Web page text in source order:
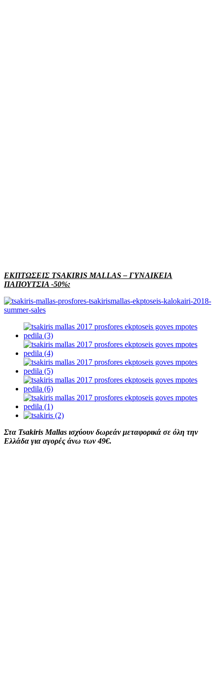
ΕΚΠΤΩΣΕΙΣ TSAKIRIS MALLAS – ΓΥΝΑΙΚΕΙΑ
ΠΑΠΟΥΤΣΙΑ -50%:
Στα Tsakiris Mallas ισχύουν δωρεάν μεταφορικά σε όλη την
Ελλάδα για αγορές άνω των 49€.